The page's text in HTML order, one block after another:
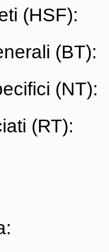
(HSF):
(BT):
(NT):
(RT):